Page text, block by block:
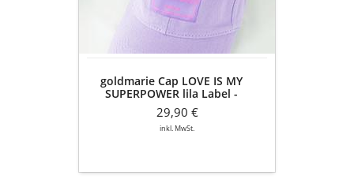
SUPERPOWER
flieder
goldmarie Cap LOVE IS MY
SUPERPOWER lila Label -
Baumwolle - flieder
29,90 €
inkl. MwSt.